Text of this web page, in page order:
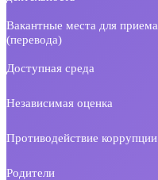
Вакантные места для приема
(перевода)
Доступная среда
Независимая оценка
Противодействие коррупции
Родители